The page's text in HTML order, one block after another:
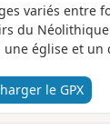
variés
du
église et un
le GPX